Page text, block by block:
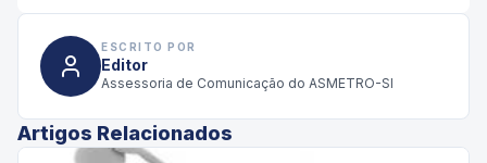
ESCRITO POR
Editor
Assessoria de Comunicação do ASMETRO-SI
Artigos Relacionados